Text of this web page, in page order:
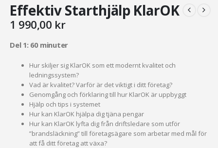
Effektiv Starthjälp KlarOK
1 990,00 kr
Del 1: 60 minuter
Hur skiljer sig KlarOK som ett modernt kvalitet och
ledningssystem?
Vad är kvalitet? Varför är det viktigt i ditt företag?
Genomgång och förklaring till hur KlarOK är uppbyggt
Hjälp och tips i systemet
Hur kan KlarOK hjälpa dig tjäna pengar
Hur kan KlarOK lyfta dig från driftsledare som utför
”brandsläckning” till företagsägare som arbetar med mål för
att få ditt företag att växa?